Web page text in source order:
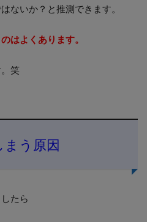
ないか？と推測できます。
はよくあります。
笑
う原因
たら